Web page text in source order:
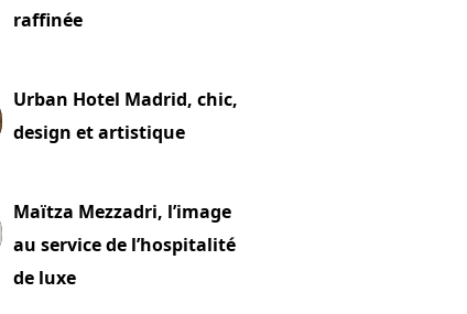
raffinée
Urban Hotel Madrid, chic,
design et artistique
Maïtza Mezzadri, l’image
au service de l’hospitalité
de luxe